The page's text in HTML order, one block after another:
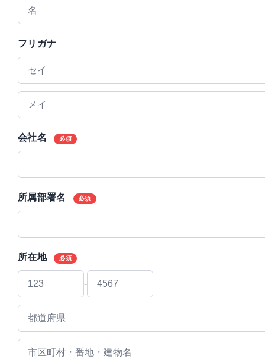
フリガナ
会社名 必須
所属部署名 必須
所在地 必須
-